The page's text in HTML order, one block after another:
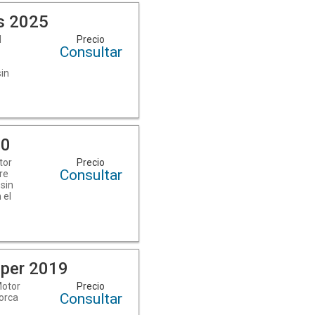
2025
Precio
Consultar
Precio
Consultar
2019
Precio
Consultar